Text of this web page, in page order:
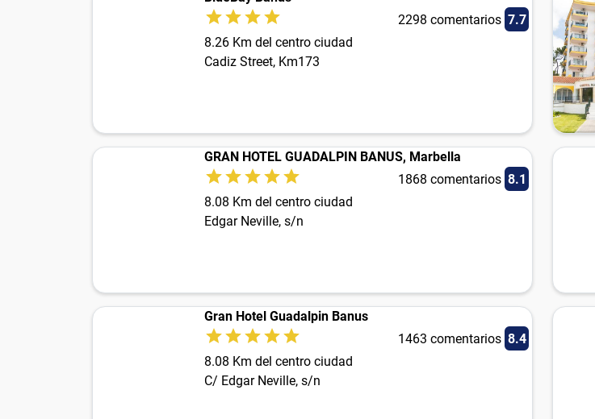
2298 comentarios 7.7
8.26 Km del centro ciudad
Cadiz Street, Km173
GRAN HOTEL GUADALPIN BANUS, Marbella
1868 comentarios 8.1
8.08 Km del centro ciudad
Edgar Neville, s/n
Gran Hotel Guadalpin Banus
1463 comentarios 8.4
8.08 Km del centro ciudad
C/ Edgar Neville, s/n